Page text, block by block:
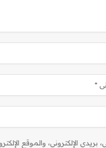
الإلكتروني، والموقع